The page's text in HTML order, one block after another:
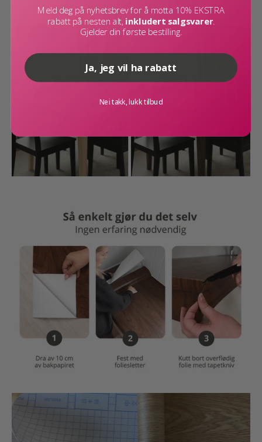
Meld deg på nyhetsbrev for å motta 10% EKSTRA
rabatt på nesten alt, inkludert salgsvarer.
Gjelder din første bestilling.
Ja, jeg vil ha rabatt
Nei takk, lukk tilbud